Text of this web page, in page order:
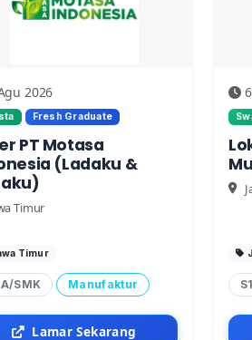
2026
Fresh Graduate
PT Motasa
(Ladaku &
Timur
Timur
SMK Manufaktur
Lamar Sekarang
S1